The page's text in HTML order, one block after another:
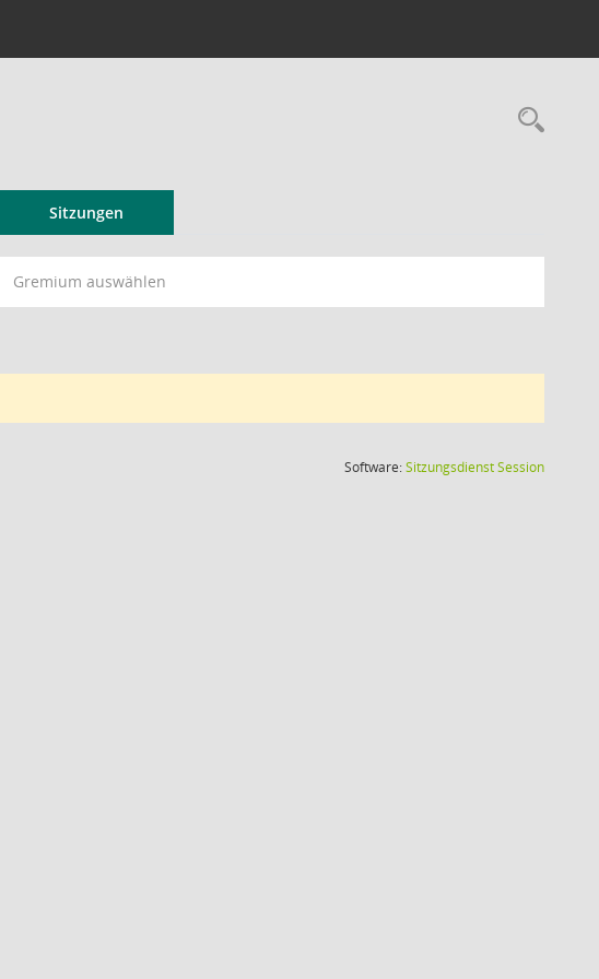
Sitzungen
Gremium auswählen
Software:SitzungsdienstSession(Wird in